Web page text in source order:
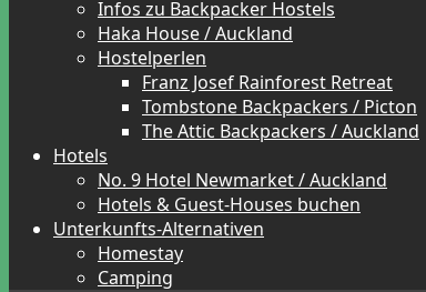
Infos zu Backpacker Hostels
Haka House / Auckland
Hostelperlen
Franz Josef Rainforest Retreat
Tombstone Backpackers / Picton
The Attic Backpackers / Auckland
Hotels
No. 9 Hotel Newmarket / Auckland
Hotels & Guest-Houses buchen
Unterkunfts-Alternativen
Homestay
Camping